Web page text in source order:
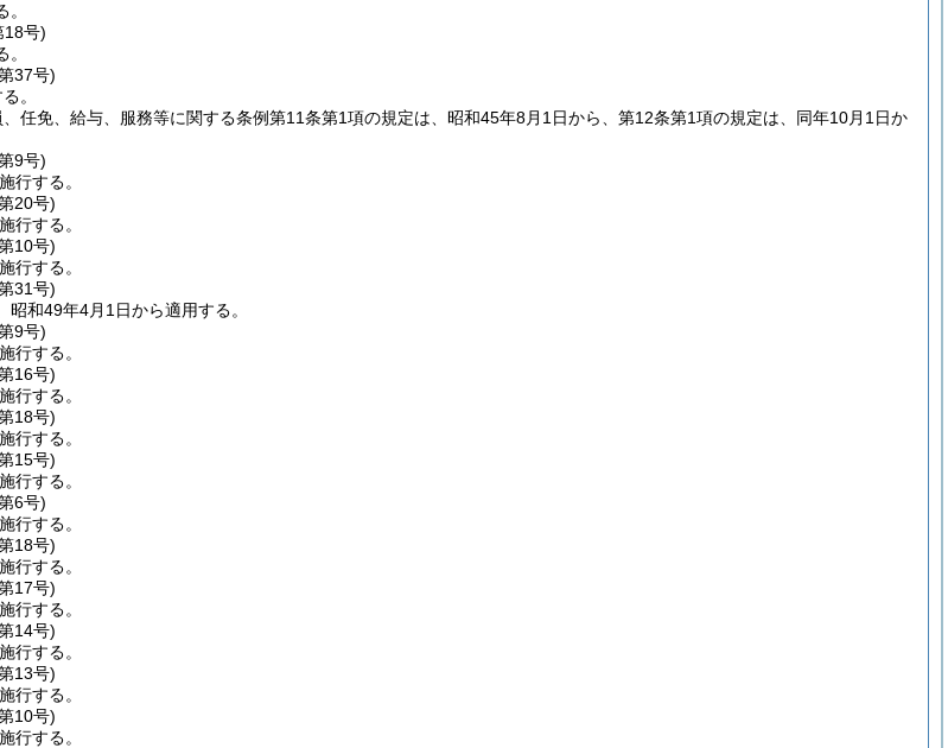
18号)
37号)
。
任免、給与、服務等に関する条例第11条第1項の規定は、昭和45年8月1日から、第12条第1項の規定は、同年10月1日か
9号)
行する。
20号)
行する。
10号)
行する。
31号)
和49年4月1日から適用する。
9号)
行する。
16号)
行する。
18号)
行する。
15号)
行する。
6号)
行する。
18号)
行する。
17号)
行する。
14号)
行する。
13号)
行する。
10号)
行する。